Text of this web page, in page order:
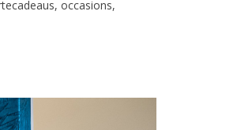
occasions,